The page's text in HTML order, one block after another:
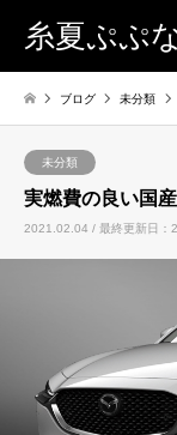
糸夏ぷぷ
ブログ 未分類
未分類
実燃費の良い国
2021.02.04 / 最終更新日：